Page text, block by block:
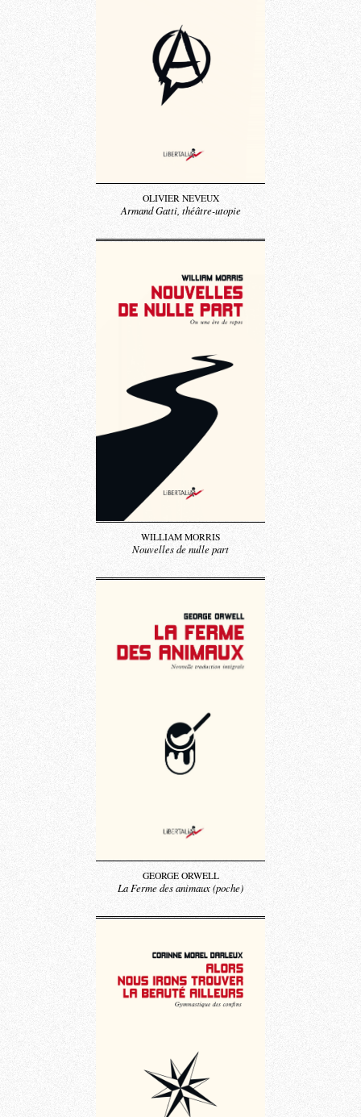
OLIVIER NEVEUX
Armand Gatti, théâtre-utopie
WILLIAM MORRIS
Nouvelles de nulle part
GEORGE ORWELL
La Ferme des animaux (poche)